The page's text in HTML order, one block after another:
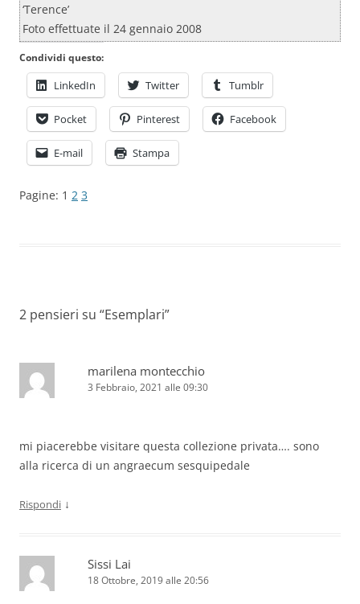
‘Terence’
Foto effettuate il 24 gennaio 2008
Condividi questo:
LinkedIn Twitter Tumblr
Pocket Pinterest Facebook
E-mail Stampa
Pagine: 1 2 3
2 pensieri su “Esemplari”
marilena montecchio
3 Febbraio, 2021 alle 09:30
mi piacerebbe visitare questa collezione privata…. sono
alla ricerca di un angraecum sesquipedale
Rispondi ↓
Sissi Lai
18 Ottobre, 2019 alle 20:56